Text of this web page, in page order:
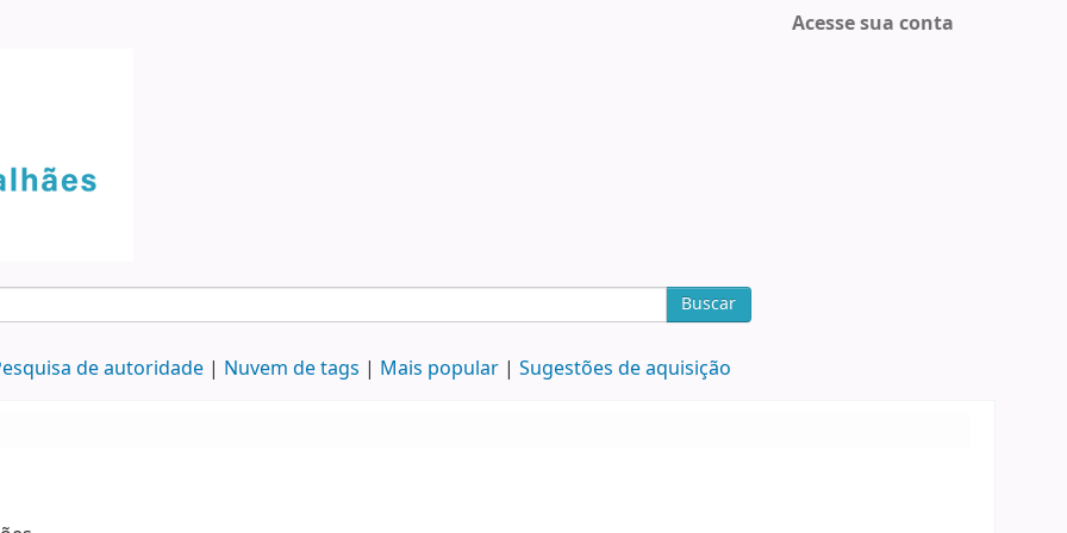
Acesse sua conta
Buscar
de autoridade Nuvem de tags Mais popular Sugestões de aquisição